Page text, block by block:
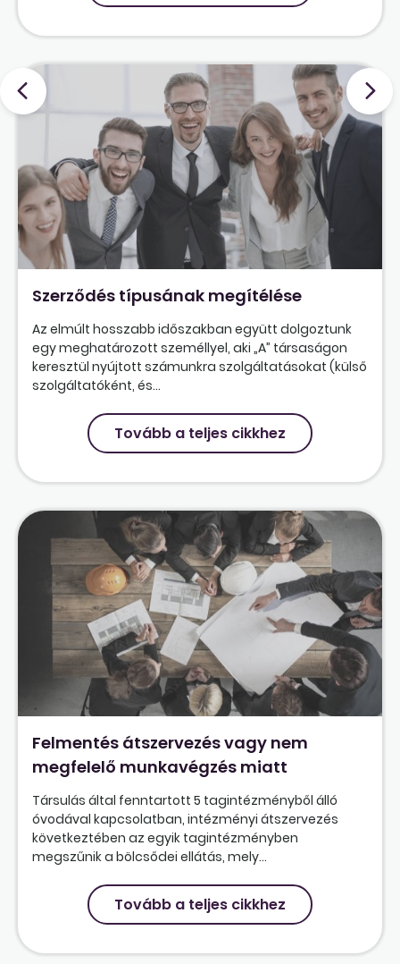
Szerződés típusának megítélése
Az elmúlt hosszabb időszakban együtt dolgoztunk
egy meghatározott személlyel, aki „A” társaságon
keresztül nyújtott számunkra szolgáltatásokat (külső
szolgáltatóként, és...
Tovább a teljes cikkhez
Felmentés átszervezés vagy nem
megfelelő munkavégzés miatt
Társulás által fenntartott 5 tagintézményből álló
óvodával kapcsolatban, intézményi átszervezés
következtében az egyik tagintézményben
megszűnik a bölcsődei ellátás, mely...
Tovább a teljes cikkhez